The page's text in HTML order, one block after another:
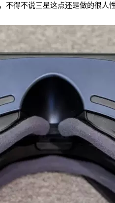
不得不说三星这点还是做的很人性